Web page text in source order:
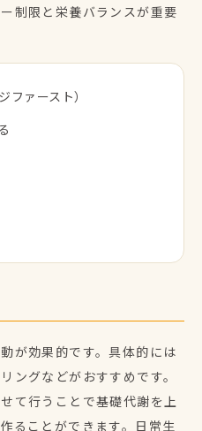
制限と栄養バランスが重要
ファースト）
が効果的です。具体的には
ングなどがおすすめです。
て行うことで基礎代謝を上
ることができます。日常生